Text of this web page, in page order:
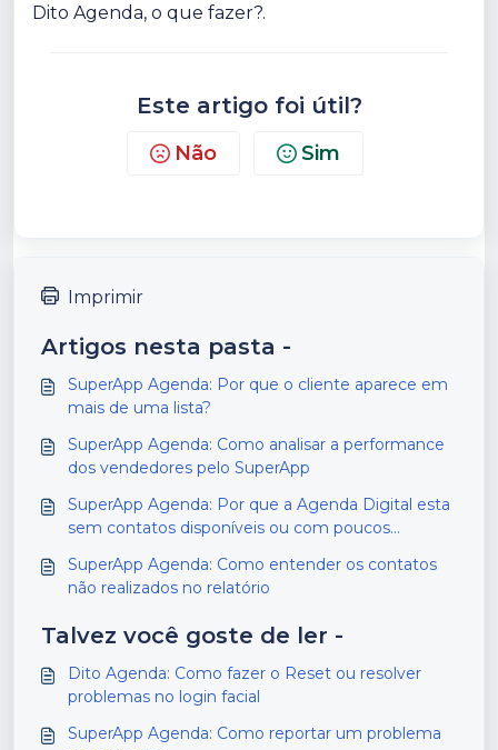
Dito Agenda, o que fazer?.
Este artigo foi útil?
Não Sim
Imprimir
Artigos nesta pasta -
SuperApp Agenda: Por que o cliente aparece em
mais de uma lista?
SuperApp Agenda: Como analisar a performance
dos vendedores pelo SuperApp
SuperApp Agenda: Por que a Agenda Digital esta
sem contatos disponíveis ou com poucos
SuperApp Agenda: Como entender os contatos
não realizados no relatório
Talvez você goste de ler -
Dito Agenda: Como fazer o Reset ou resolver
problemas no login facial
SuperApp Agenda: Como reportar um problema